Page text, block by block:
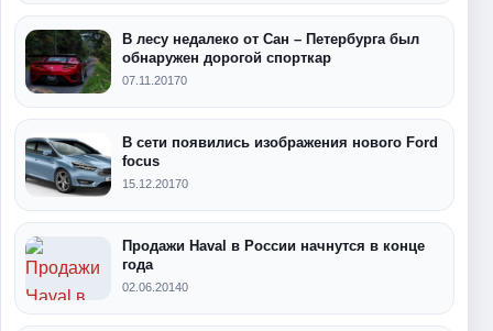
В лесу недалеко от Сан – Петербурга был
обнаружен дорогой спорткар
07.11.20170
В сети появились изображения нового Ford
focus
15.12.20170
Продажи Haval в России начнутся в конце
года
02.06.20140